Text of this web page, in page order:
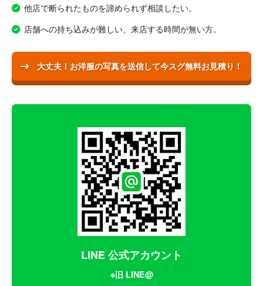
他店で断られたものを諦められず相談したい。
店舗への持ち込みが難しい、来店する時間が無い方。
大丈夫！お洋服の写真を送信して今スグ無料お見積り！
LINE 公式アカウント
※旧 LINE@